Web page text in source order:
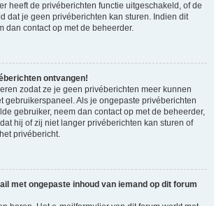
heeft de privéberichten functie uitgeschakeld, of de
dat je geen privéberichten kan sturen. Indien dit
dan contact op met de beheerder.
ontvangen!
zodat ze je geen privéberichten meer kunnen
gebruikerspaneel. Als je ongepaste privéberichten
gebruiker, neem dan contact op met de beheerder,
hij of zij niet langer privéberichten kan sturen of
privébericht.
met ongepaste inhoud van iemand op dit forum